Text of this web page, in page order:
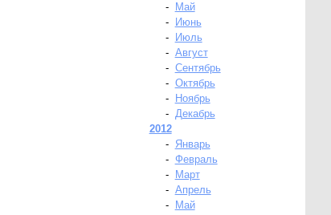
-
Май
-
Июнь
-
Июль
- Август
- Сентябрь
- Октябрь
-
Ноябрь
- Декабрь
2012
-
Январь
- Февраль
-
Март
- Апрель
-
Май